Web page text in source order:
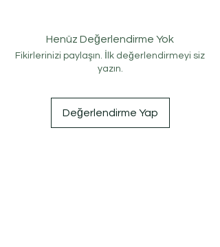
Henüz Değerlendirme Yok
Fikirlerinizi paylaşın. İlk değerlendirmeyi siz
yazın.
Değerlendirme Yap